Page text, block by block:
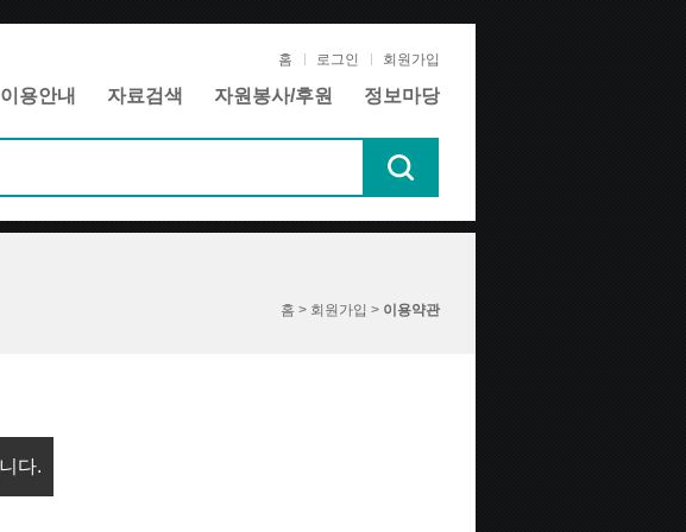
홈 로그인 회원가입
이용안내 자료검색 자원봉사/후원 정보마당
홈 > 회원가입 > 이용약관